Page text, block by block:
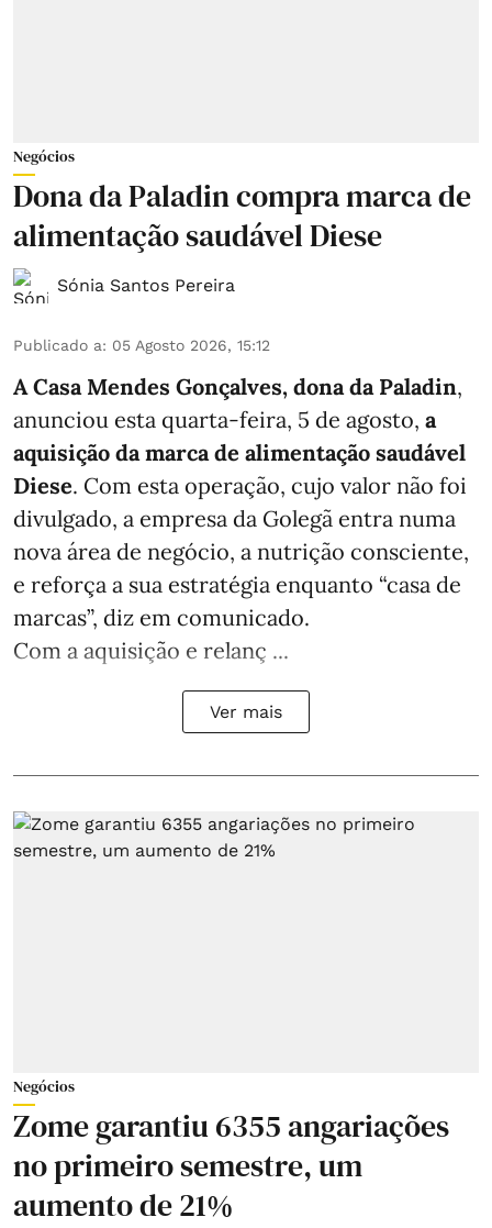
Negócios
Dona da Paladin compra marca de
alimentação saudável Diese
Sónia Santos Pereira
Publicado a: 05 Agosto 2026, 15:12
A Casa Mendes Gonçalves, dona da Paladin,
anunciou esta quarta-feira, 5 de agosto, a
aquisição da marca de alimentação saudável
Diese. Com esta operação, cujo valor não foi
divulgado, a empresa da Golegã entra numa
nova área de negócio, a nutrição consciente,
e reforça a sua estratégia enquanto “casa de
marcas”, diz em comunicado.
Com a aquisição e relanç ...
Ver mais
Negócios
Zome garantiu 6355 angariações
no primeiro semestre, um
aumento de 21%